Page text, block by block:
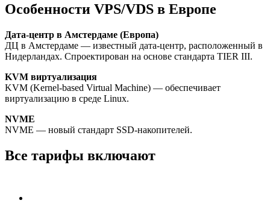
Особенности VPS/VDS в Европе
Дата-центр в Амстердаме (Европа)
ДЦ в Амстердаме — известный дата-центр, расположенный в
Нидерландах. Спроектирован на основе стандарта TIER III.
KVM виртуализация
KVM (Kernel-based Virtual Machine) — обеспечивает
виртуализацию в среде Linux.
NVME
NVME — новый стандарт SSD-накопителей.
Все тарифы включают